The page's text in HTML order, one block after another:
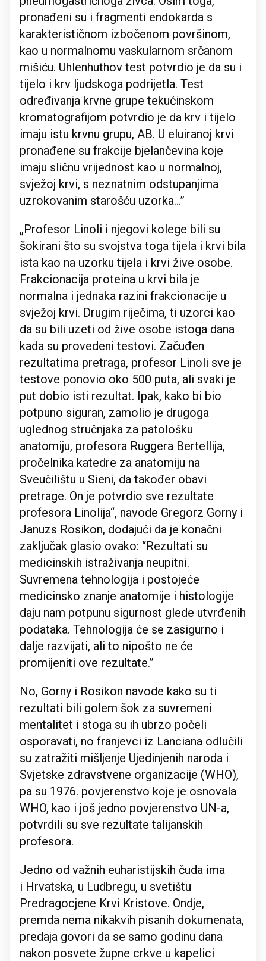
pronađeni su i fragmenti endokarda s
karakterističnom izbočenom površinom,
kao u normalnomu vaskularnom srčanom
mišiću. Uhlenhuthov test potvrdio je da su i
tijelo i krv ljudskoga podrijetla. Test
određivanja krvne grupe tekućinskom
kromatografijom potvrdio je da krv i tijelo
imaju istu krvnu grupu, AB. U eluiranoj krvi
pronađene su frakcije bjelančevina koje
imaju sličnu vrijednost kao u normalnoj,
svježoj krvi, s neznatnim odstupanjima
uzrokovanim starošću uzorka…”
„Profesor Linoli i njegovi kolege bili su
šokirani što su svojstva toga tijela i krvi bila
ista kao na uzorku tijela i krvi žive osobe.
Frakcionacija proteina u krvi bila je
normalna i jednaka razini frakcionacije u
svježoj krvi. Drugim riječima, ti uzorci kao
da su bili uzeti od žive osobe istoga dana
kada su provedeni testovi. Začuđen
rezultatima pretraga, profesor Linoli sve je
testove ponovio oko 500 puta, ali svaki je
put dobio isti rezultat. Ipak, kako bi bio
potpuno siguran, zamolio je drugoga
uglednog stručnjaka za patološku
anatomiju, profesora Ruggera Bertellija,
pročelnika katedre za anatomiju na
Sveučilištu u Sieni, da također obavi
pretrage. On je potvrdio sve rezultate
profesora Linolija“, navode Gregorz Gorny i
Januzs Rosikon, dodajući da je konačni
zaključak glasio ovako: “Rezultati su
medicinskih istraživanja neupitni.
Suvremena tehnologija i postojeće
medicinsko znanje anatomije i histologije
daju nam potpunu sigurnost glede utvrđenih
podataka. Tehnologija će se zasigurno i
dalje razvijati, ali to nipošto ne će
promijeniti ove rezultate.”
No, Gorny i Rosikon navode kako su ti
rezultati bili golem šok za suvremeni
mentalitet i stoga su ih ubrzo počeli
osporavati, no franjevci iz Lanciana odlučili
su zatražiti mišljenje Ujedinjenih naroda i
Svjetske zdravstvene organizacije (WHO),
pa su 1976. povjerenstvo koje je osnovala
WHO, kao i još jedno povjerenstvo UN-a,
potvrdili su sve rezultate talijanskih
profesora.
Jedno od važnih euharistijskih čuda ima
i Hrvatska, u Ludbregu, u svetištu
Predragocjene Krvi Kristove. Ondje,
premda nema nikakvih pisanih dokumenata,
predaja govori da se samo godinu dana
nakon posvete župne crkve u kapelici